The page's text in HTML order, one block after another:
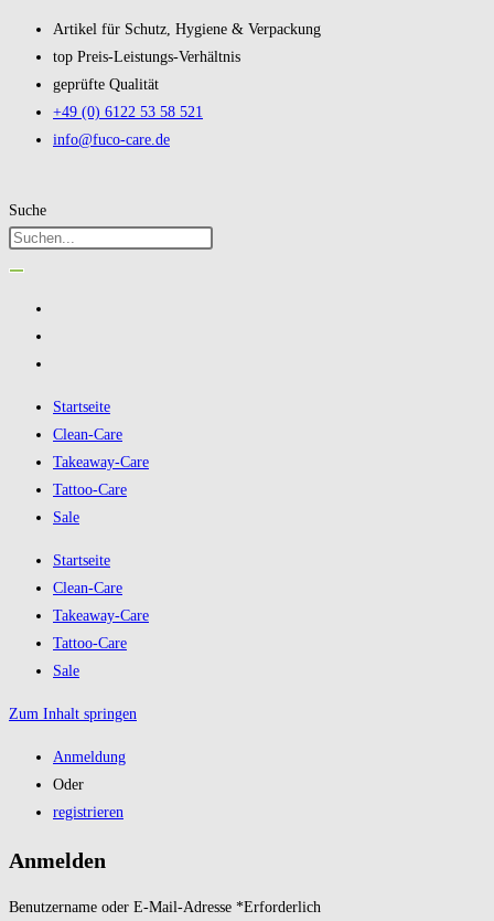
Artikel für Schutz, Hygiene & Verpackung
top Preis-Leistungs-Verhältnis
geprüfte Qualität
+49 (0) 6122 53 58 521
info@fuco-care.de
Suche
Startseite
Clean-Care
Takeaway-Care
Tattoo-Care
Sale
Startseite
Clean-Care
Takeaway-Care
Tattoo-Care
Sale
Zum Inhalt springen
Anmeldung
Oder
registrieren
Anmelden
Benutzername oder E-Mail-Adresse *Erforderlich